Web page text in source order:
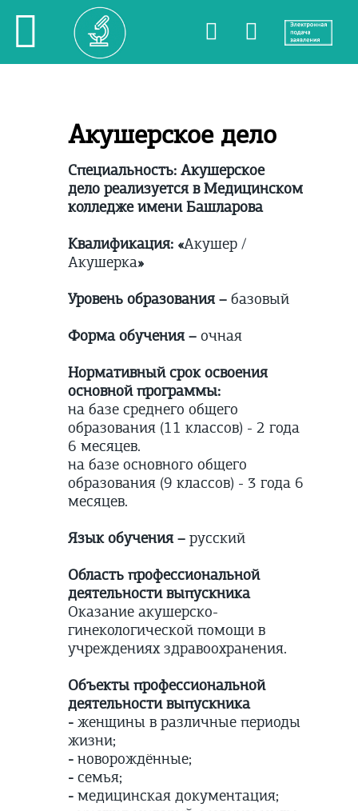
Акушерское дело
Специальность: Акушерское
дело реализуется в Медицинском
колледже имени Башларова
Квалификация: «Акушер /
Акушерка»
Уровень образования – базовый
Форма обучения – очная
Нормативный срок освоения
основной программы:
на базе среднего общего
образования (11 классов) - 2 года
6 месяцев.
на базе основного общего
образования (9 классов) - 3 года 6
месяцев.
Язык обучения – русский
Область профессиональной
деятельности выпускника
Оказание акушерско-
гинекологической помощи в
учреждениях здраво­охранения.
Объекты профессиональной
деятельности выпускника
- женщины в различные периоды
жизни;
- новорождённые;
- семья;
- медицинская документация;